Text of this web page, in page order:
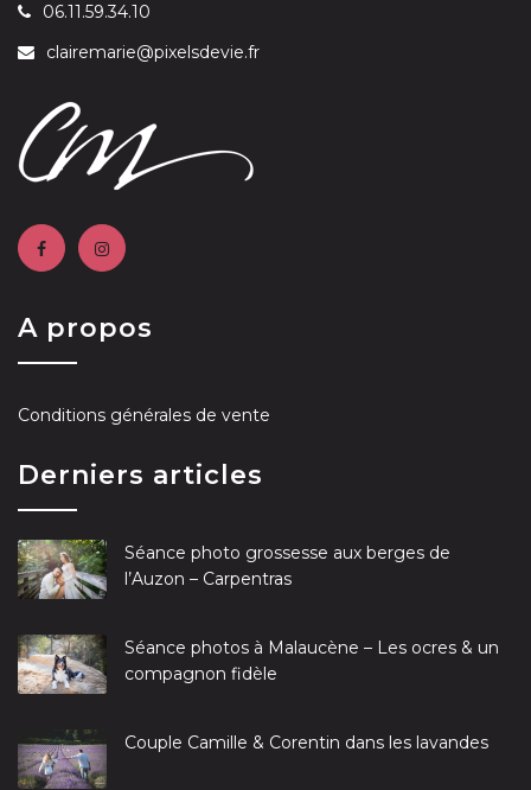
06.11.59.34.10
clairemarie@pixelsdevie.fr
A propos
Conditions générales de vente
Derniers articles
Séance photo grossesse aux berges de
l’Auzon – Carpentras
Séance photos à Malaucène – Les ocres & un
compagnon fidèle
Couple Camille & Corentin dans les lavandes